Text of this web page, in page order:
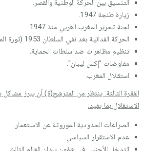
التنسيق بين الحركة الوطنية والقصر.
زيارة طنجة 1947.
لجنة تحرير المغرب العربي منذ 1947.
الحركة الفدائية بعد نفي السلطان 1953 (ثورة الملك والشعب).
تنظيم مظاهرات ضد سلطات الحماية.
مفاوضات "إكس ليبان".
استقلال المغرب.
الفقرة الثالثة: ينتظر من المترشح(ة) أن يبرز مشاكل
الاستقلال بما يفيد:
الصراعات الحدودية الموروثة عن الاستعمار.
عدم الاستقرار السياسي.
التدخل الأجنبي في شؤون بلدان العالم الثالث.